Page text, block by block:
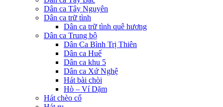
Dân ca Tây Nguyên
Dân ca trữ tình
Dân ca trữ tình quê hương
Dân ca Trung bộ
Dân Ca Bình Trị Thiên
Dân ca Huế
Dân ca khu 5
Dân ca Xứ Nghệ
Hát bài chòi
Hò – Ví Dặm
Hát chèo cổ